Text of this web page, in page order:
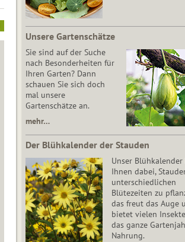
Unsere Gartenschätze
Sie sind auf der Suche
nach Besonderheiten für
Ihren Garten? Dann
schauen Sie sich doch
mal unsere
Gartenschätze an.
mehr…
Der Blühkalender der Stauden
Unser
Ihnen dabei,
unterschiedlichen
Blütezeiten zu
das freut das Auge
bietet vielen
das ganze
Nahrung.